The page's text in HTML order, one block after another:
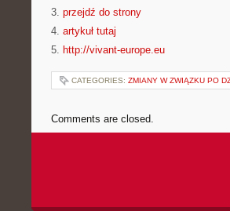
3. przejdź do strony
4. artykuł tutaj
5. http://vivant-europe.eu
CATEGORIES: ZMIANY W ZWIĄZKU PO
Comments are closed.